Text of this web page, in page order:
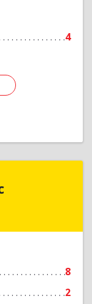
4
Подробнее
8
2
Сервис